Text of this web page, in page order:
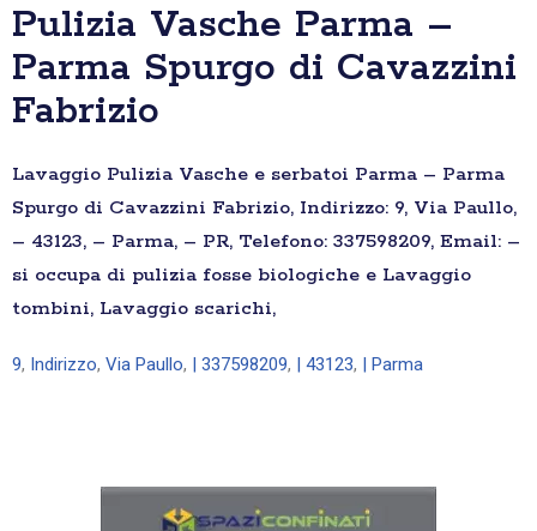
Pulizia Vasche Parma –
Parma Spurgo di Cavazzini
Fabrizio
Lavaggio Pulizia Vasche e serbatoi Parma – Parma
Spurgo di Cavazzini Fabrizio, Indirizzo: 9, Via Paullo,
– 43123, – Parma, – PR, Telefono: 337598209, Email: –
si occupa di pulizia fosse biologiche e Lavaggio
tombini, Lavaggio scarichi,
9, Indirizzo, Via Paullo, | 337598209, | 43123, | Parma